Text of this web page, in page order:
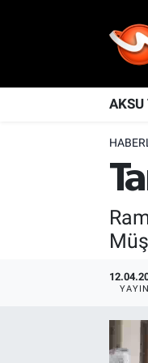
AKSU
Nöbetçi
Hava Durumu
Trafik Durumu
TFF 2.Lig
Tüm Manşetler
Haber Arşivi